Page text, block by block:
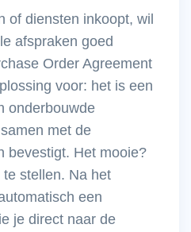
of diensten inkoopt, wil
afspraken goed
Order Agreement
voor: het is een
onderbouwde
met de
bevestigt. Het mooie?
stellen. Na het
een
je direct naar de